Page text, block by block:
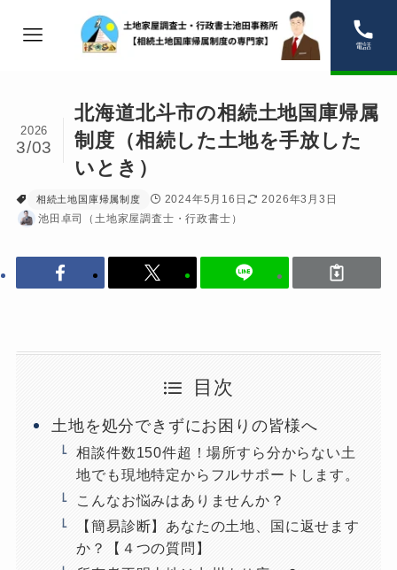
電話
北海道北斗市の相続土地国庫帰属
制度（相続した土地を手放した
いとき）
2026
3/03
相続土地国庫帰属制度 2024年5月16日
2026年3月3日
池田卓司（土地家屋調査士・行政書士）
目次
土地を処分できずにお困りの皆様へ
相談件数150件超！場所すら分からない土
地でも現地特定からフルサポートします。
こんなお悩みはありませんか？
【簡易診断】あなたの土地、国に返せます
か？【４つの質問】